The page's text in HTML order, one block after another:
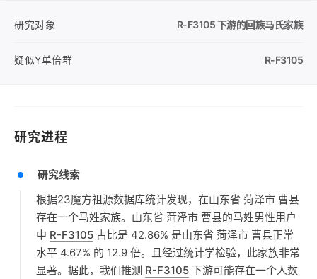
研究对象 R-F3105下游的回族马氏家族
疑似Y单倍群 R-F3105
研究进程
研究线索
根据23魔方祖源数据库统计发现，在山东省 菏泽市 曹县
存在一个马姓家族。山东省 菏泽市 曹县的马姓男性用户
中 R-F3105 占比是 42.86% 是山东省 菏泽市 曹县正常
水平 4.67% 的 12.9 倍。且经过统计学检验，此家族非常
显著。据此，我们推测 R-F3105 下游可能存在一个人数